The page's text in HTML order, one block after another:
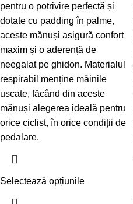
pentru o potrivire perfectă și
dotate cu padding în palme,
aceste mănuși asigură confort
maxim și o aderență de
neegalat pe ghidon. Materialul
respirabil menține mâinile
uscate, făcând din aceste
mănuși alegerea ideală pentru
orice ciclist, în orice condiții de
pedalare.
Selectează opțiunile